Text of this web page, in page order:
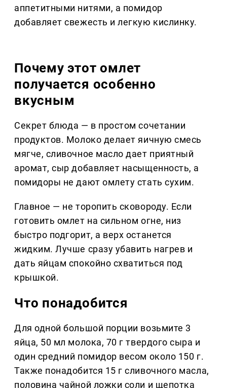
аппетитными нитями, а помидор
добавляет свежесть и легкую кислинку.
Почему этот омлет
получается особенно
вкусным
Секрет блюда — в простом сочетании
продуктов. Молоко делает яичную смесь
мягче, сливочное масло дает приятный
аромат, сыр добавляет насыщенность, а
помидоры не дают омлету стать сухим.
Главное — не торопить сковороду. Если
готовить омлет на сильном огне, низ
быстро подгорит, а верх останется
жидким. Лучше сразу убавить нагрев и
дать яйцам спокойно схватиться под
крышкой.
Что понадобится
Для одной большой порции возьмите 3
яйца, 50 мл молока, 70 г твердого сыра и
один средний помидор весом около 150 г.
Также понадобится 15 г сливочного масла,
половина чайной ложки соли и щепотка